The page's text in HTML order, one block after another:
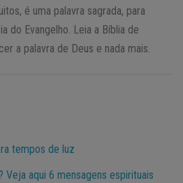
é uma palavra sagrada, para
do Evangelho. Leia a Bíblia de
a palavra de Deus e nada mais.
tempos de luz
Veja aqui 6 mensagens espirituais